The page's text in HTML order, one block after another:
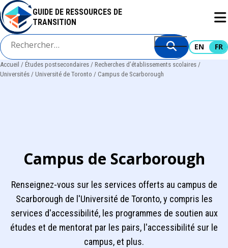
Aller
au
contenu
principal
GUIDE DE RESSOURCES DE
TRANSITION
EN FR
Fil
Accueil Études postsecondaires
Recherches d’établissements scolaires
Universités
Université de Toronto Campus de Scarborough
Campus de Scarborough
Renseignez-vous sur les services offerts au campus de
Scarborough de l'Université de Toronto, y compris les
services d'accessibilité, les programmes de soutien aux
études et de mentorat par les pairs, l'accessibilité sur le
campus, et plus.